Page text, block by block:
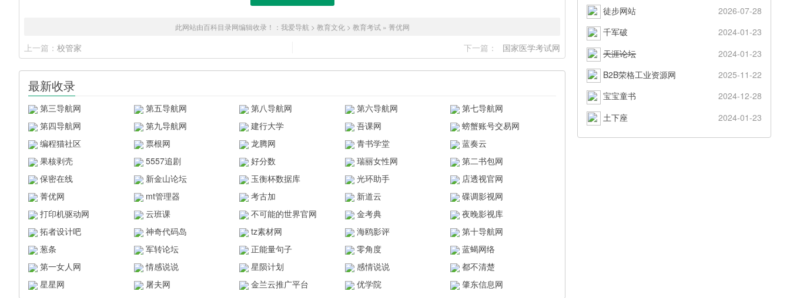
此网站由百科目录网编辑收录！： 我爱导航 > 教育文化> 教育考试 » 菁优网
上一篇： 校管家 下一篇： 国家医学考试网
最新收录
第三导航网 第五导航网 第八导航网 第六导航网
第七导航网
第四导航网
第九导航网 建行大学 吾课网
螃蟹账号交易网
编程猫社区
票根网 龙腾网 青书学堂
蓝奏云
果核剥壳
5557追剧 好分数 瑞丽女性网
第二书包网
保密在线
新金山论坛 玉衡杯数据库 光环助手
店透视官网
菁优网
mt管理器 考古加 新道云
碟调影视网
打印机驱动网
云班课 不可能的世界官网 金考典
夜晚影视库
拓者设计吧
神奇代码岛 tz素材网 海鸥影评
第十导航网
葱条
军转论坛 正能量句子 零角度
蓝蝎网络
第一女人网
情感说说 星陨计划 感情说说
都不清楚
星星网
屠夫网 金兰云推广平台 优学院 肇东信息网
徒步网站
2026-07-28
千军破
2024-01-23
天涯论坛
2024-01-23
B2B荣格工业资源网
2025-11-22
宝宝童书
2024-12-28
土下座
2024-01-23